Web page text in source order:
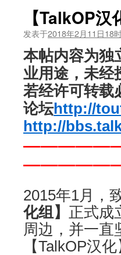
【TalkOP
发表于2018年2月11日18
本帖内容为独
业用途，未经
若经许可转载
论坛http://
http://
2015年1月，
化组】 正式成
周边，并一直
【TalkOP汉